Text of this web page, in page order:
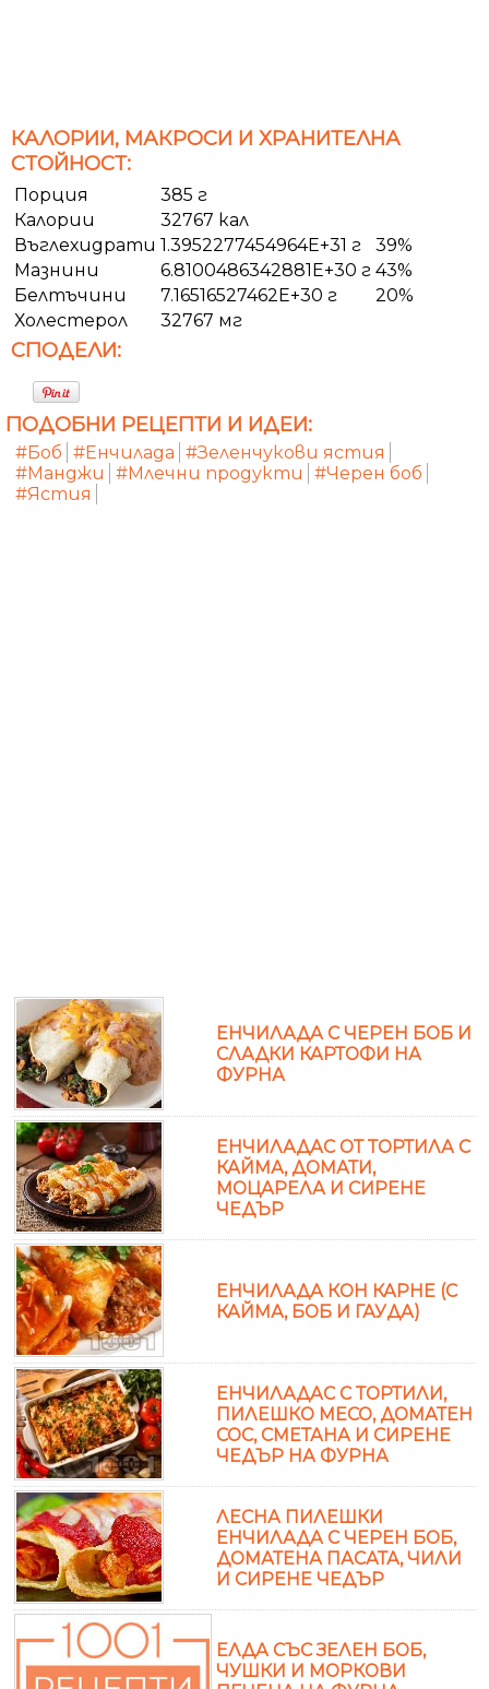
КАЛОРИИ, МАКРОСИ И ХРАНИТЕЛНА
СТОЙНОСТ:
Порция
385 г
Калории
32767 кал
Въглехидрати 1.3952277454964E+31 г
39%
Мазнини
6.8100486342881E+30 г 43%
Белтъчини
7.16516527462E+30 г
20%
Холестерол
32767 мг
СПОДЕЛИ:
ПОДОБНИ РЕЦЕПТИ И ИДЕИ:
#Боб #Енчилада #Зеленчукови ястия
#Манджи
#Млечни продукти
#Черен боб
#Ястия
ЕНЧИЛАДА С ЧЕРЕН БОБ И
СЛАДКИ КАРТОФИ НА
ФУРНА
ЕНЧИЛАДАС ОТ ТОРТИЛА С
КАЙМА, ДОМАТИ,
МОЦАРЕЛА И СИРЕНЕ
ЧЕДЪР
ЕНЧИЛАДА КОН КАРНЕ (С
КАЙМА, БОБ И ГАУДА)
ЕНЧИЛАДАС С ТОРТИЛИ,
ПИЛЕШКО МЕСО, ДОМАТЕН
СОС, СМЕТАНА И СИРЕНЕ
ЧЕДЪР НА ФУРНА
ЛЕСНА ПИЛЕШКИ
ЕНЧИЛАДА С ЧЕРЕН БОБ,
ДОМАТЕНА ПАСАТА, ЧИЛИ
И СИРЕНЕ ЧЕДЪР
ЕЛДА СЪС ЗЕЛЕН БОБ,
ЧУШКИ И МОРКОВИ